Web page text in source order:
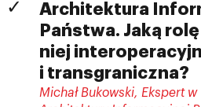
Architektura
Państwa. Jaką
niej
i transgraniczna?
Michał Bukowski, Ekspert